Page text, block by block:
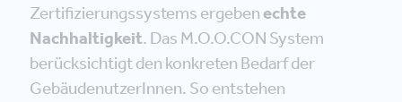
Zertifizierungssystems ergebenechte
Nachhaltigkeit. Das M.O.O.CON System
berücksichtigt den konkreten Bedarf der
GebäudenutzerInnen. So entstehen